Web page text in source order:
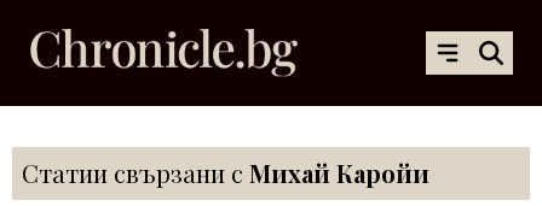
Статии свързани с Михай Каройи